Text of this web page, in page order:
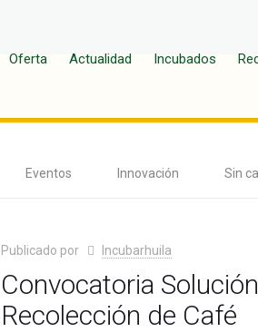
Oferta Actualidad Incubados
Eventos Innovación Sin
Publicado por Incubarhuila
Convocatoria
Recolección de Café